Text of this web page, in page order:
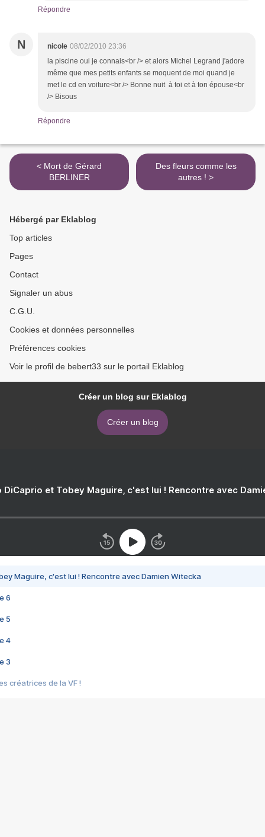
Répondre
N nicole 08/02/2010 23:36
la piscine oui je connais<br /> et alors Michel Legrand j'adore
même que mes petits enfants se moquent de moi quand je
met le cd en voiture<br /> Bonne nuit à toi et à ton épouse<br
/> Bisous
Répondre
< Mort de Gérard
BERLINER
Des fleurs comme les
autres ! >
Hébergé par Eklablog
Top articles
Pages
Contact
Signaler un abus
C.G.U.
Cookies et données personnelles
Préférences cookies
Voir le profil de bebert33 sur le portail Eklablog
Créer un blog sur Eklablog
Créer un blog
DiCaprio et Tobey Maguire, c'est lui ! Rencontre avec
Maguire, c'est lui ! Rencontre avec Damien Witecka
6
5
4
3
créatrices de la VF !